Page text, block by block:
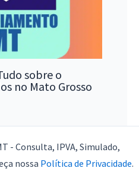
sobre o
no Mato Grosso
- Consulta, IPVA, Simulado,
nossa Política de Privacidade.